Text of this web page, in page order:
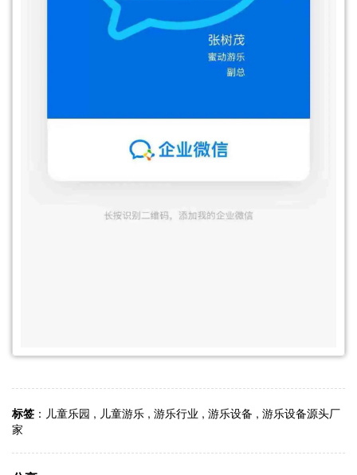
标签 ： 儿童乐园 , 儿童游乐 , 游乐行业 , 游乐设备 , 游乐设备源头厂
家